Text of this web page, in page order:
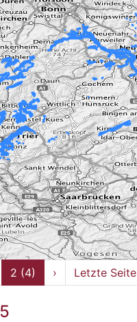
2 (4) › Letzte Seite